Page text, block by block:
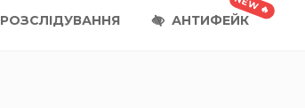
РОЗСЛІДУВАННЯ АНТИФЕЙК